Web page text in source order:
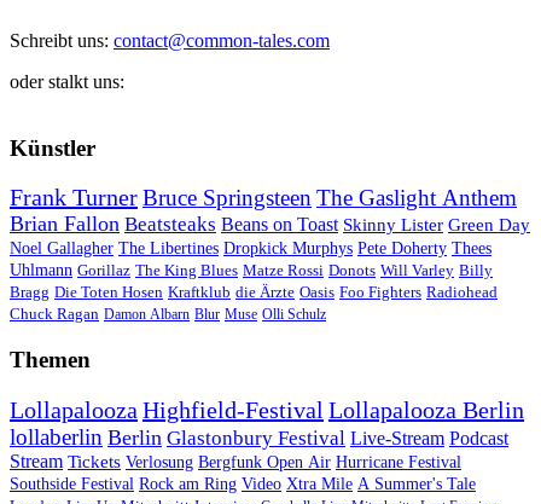
Schreibt uns: contact@common-tales.com
oder stalkt uns:
Künstler
Frank TurnerBruce SpringsteenThe Gaslight Anthem
Brian Fallon Beatsteaks Beans on Toast Skinny Lister Green Day
Noel Gallagher The Libertines Dropkick Murphys Pete Doherty Thees
Uhlmann Gorillaz The King Blues Matze Rossi Donots Will Varley Billy
Bragg Die Toten Hosen Kraftklub die Ärzte Oasis Foo Fighters Radiohead
Chuck Ragan Damon Albarn Blur Muse Olli Schulz
Themen
Lollapalooza Highfield-Festival Lollapalooza Berlin
lollaberlin Berlin Glastonbury Festival Live-Stream Podcast
Stream Tickets Verlosung Bergfunk Open Air Hurricane Festival
Southside Festival Rock am Ring Video Xtra Mile A Summer's Tale